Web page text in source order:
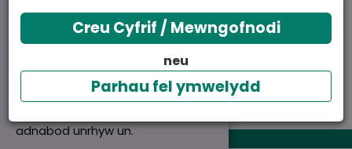
Mewn argyfwng ffoniwch 01766 771000.
Rydym yn ystyried argyfwng fel rhywbeth sy'n
debygol o achosi anaf drwg neu farwolaeth, neu
ddifrod i adeilad.
Creu Cyfrif / Mewngofnodi
neu
Parhau fel ymwelydd
wefan weithio.
Rydym hefyd yn defnyddio cwcis
dadansoddi er mwy ein helpu ni
wella ein gwefan trwy gasglu
gwybodaeth am ei defnydd. Nid
adnabod unrhyw un.